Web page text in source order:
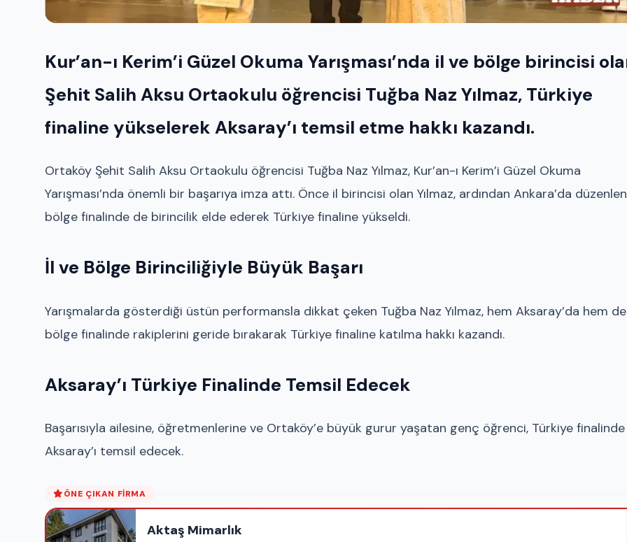
Kur’an-ı Kerim’i Güzel Okuma Yarışması’nda il ve bölge birincisi
Şehit Salih Aksu Ortaokulu öğrencisi Tuğba Naz Yılmaz, Türkiye
finaline yükselerek Aksaray’ı temsil etme hakkı kazandı.
Ortaköy Şehit Salih Aksu Ortaokulu öğrencisi Tuğba Naz Yılmaz, Kur’an-ı Kerim’i Güzel Okuma
Yarışması’nda önemli bir başarıya imza attı. Önce il birincisi olan Yılmaz, ardından Ankara’da
bölge finalinde de birincilik elde ederek Türkiye finaline yükseldi.
İl ve Bölge Birinciliğiyle Büyük Başarı
Yarışmalarda gösterdiği üstün performansla dikkat çeken Tuğba Naz Yılmaz, hem Aksaray’da hem de
bölge finalinde rakiplerini geride bırakarak Türkiye finaline katılma hakkı kazandı.
Aksaray’ı Türkiye Finalinde Temsil Edecek
Başarısıyla ailesine, öğretmenlerine ve Ortaköy’e büyük gurur yaşatan genç öğrenci, Türkiye finalinde
Aksaray’ı temsil edecek.
ÖNE ÇIKAN FIRMA
Aktaş Mimarlık